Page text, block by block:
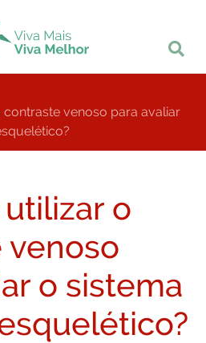
contraste venoso para avaliar
o
o sistema